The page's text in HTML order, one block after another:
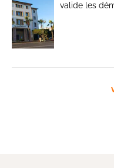
valide les